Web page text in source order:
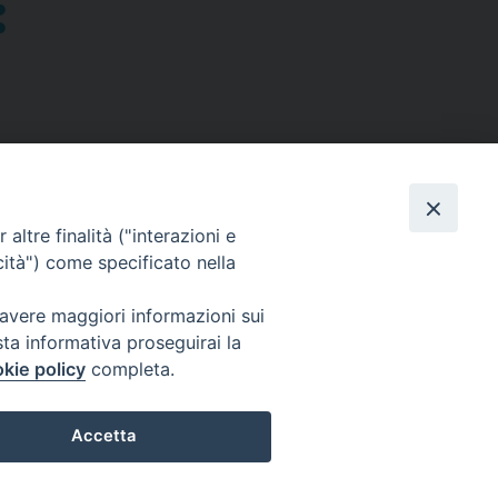
SEGUICI SU
Facebook
Instagram
X YouTube
altre finalità ("interazioni e
come specificato nella
maggiori informazioni sui
informativa proseguirai la
policy completa.
Accetta